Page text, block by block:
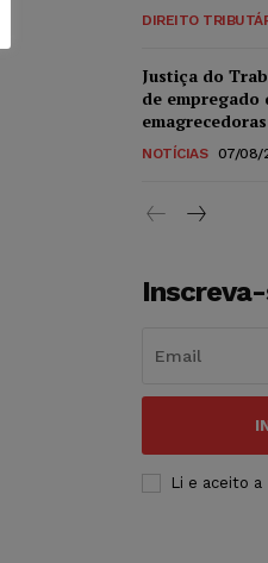
DIREITO
Justiça do
de empregado
NOTÍCIAS 07/08/
Li e aceito a